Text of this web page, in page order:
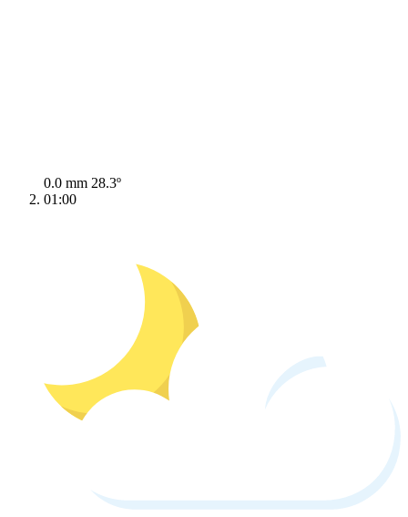
0.0 mm 28.3º
01:00